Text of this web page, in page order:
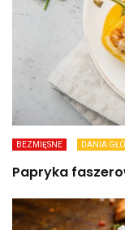
BEZMIĘSNE DANIA
Papryka